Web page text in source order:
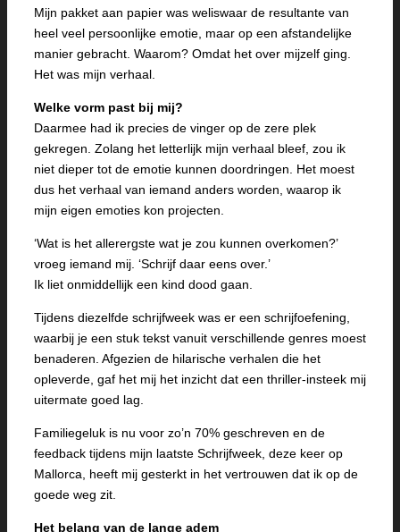
Mijn pakket aan papier was weliswaar de resultante van
heel veel persoonlijke emotie, maar op een afstandelijke
manier gebracht. Waarom? Omdat het over mijzelf ging.
Het was mijn verhaal.
Welke vorm past bij mij?
Daarmee had ik precies de vinger op de zere plek
gekregen. Zolang het letterlijk mijn verhaal bleef, zou ik
niet dieper tot de emotie kunnen doordringen. Het moest
dus het verhaal van iemand anders worden, waarop ik
mijn eigen emoties kon projecten.
‘Wat is het allerergste wat je zou kunnen overkomen?’
vroeg iemand mij. ‘Schrijf daar eens over.’
Ik liet onmiddellijk een kind dood gaan.
Tijdens diezelfde schrijfweek was er een schrijfoefening,
waarbij je een stuk tekst vanuit verschillende genres moest
benaderen. Afgezien de hilarische verhalen die het
opleverde, gaf het mij het inzicht dat een thriller-insteek mij
uitermate goed lag.
Familiegeluk is nu voor zo’n 70% geschreven en de
feedback tijdens mijn laatste Schrijfweek, deze keer op
Mallorca, heeft mij gesterkt in het vertrouwen dat ik op de
goede weg zit.
Het belang van de lange adem